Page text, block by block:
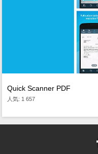
Quick Scanner PDF
人気: 1 657